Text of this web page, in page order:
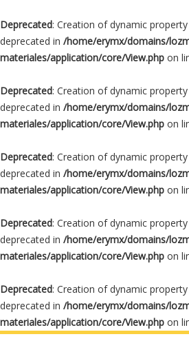
Deprecated: Creation of dynamic
deprecated in /home/erymx/domains/
materiales/application/core/View.php on
Deprecated: Creation of dynamic
deprecated in /home/erymx/domains/
materiales/application/core/View.php on
Deprecated: Creation of dynamic
deprecated in /home/erymx/domains/
materiales/application/core/View.php on
Deprecated: Creation of dynamic
deprecated in /home/erymx/domains/
materiales/application/core/View.php on
Deprecated: Creation of dynamic
deprecated in /home/erymx/domains/
materiales/application/core/View.php on